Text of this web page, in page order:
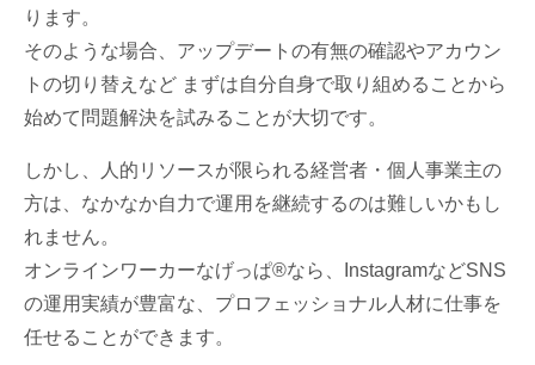
ります。
そのような場合、アップデートの有無の確認やアカウン
トの切り替えなど まずは自分自身で取り組めることから
始めて問題解決を試みることが大切です。
しかし、人的リソースが限られる経営者・個人事業主の
方は、なかなか自力で運用を継続するのは難しいかもし
れません。
オンラインワーカーなげっぱ®なら、InstagramなどSNS
の運用実績が豊富な、プロフェッショナル人材に仕事を
任せることができます。